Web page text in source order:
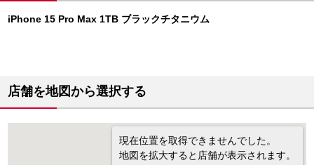
iPhone 15 Pro Max 1TB ブラックチタニウム
店舗を地図から選択する
現在位置を取得できませんでした。
地図を拡大すると店舗が表示されます。